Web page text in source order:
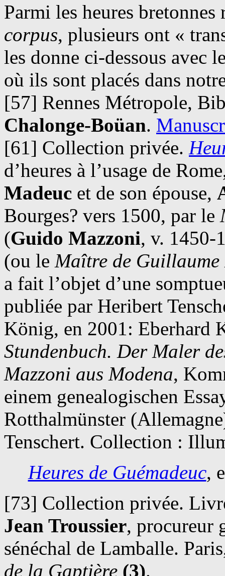
Parmi les heures bretonnes
corpus, plusieurs ont «
les donne ci-dessous avec
où ils sont placés dans
[57] Rennes Métropole,
Chalonge-Boüan.
[61] Collection privée.
d’heures à l’usage de
Madeuc et de son épouse,
Bourges? vers 1500, par le
(Guido Mazzoni, v. 1450-
(ou le Maître de Guillaume
a fait l’objet d’une
publiée par Heribert
König, en 2001: Eberhard
Stundenbuch. Der Maler
Mazzoni aus Modena,
einem genealogischen
Rotthalmünster
Tenschert. Collection :
Heures de Guémadeuc,
[73] Collection privée.
Jean Troussier, procureur
sénéchal de Lamballe.
de la Gaptière (3).